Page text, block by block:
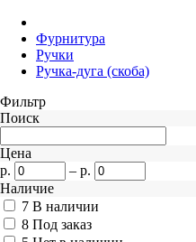
Фурнитура
Ручки
Ручка-дуга (скоба)
Фильтр
Поиск
Цена
р.
– р.
Наличие
7 В наличии
8 Под заказ